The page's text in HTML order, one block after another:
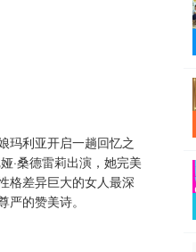
玛利亚开启一趟回忆之
·桑德雷莉出演，她完美
格差异巨大的女人最深
的赞美诗。